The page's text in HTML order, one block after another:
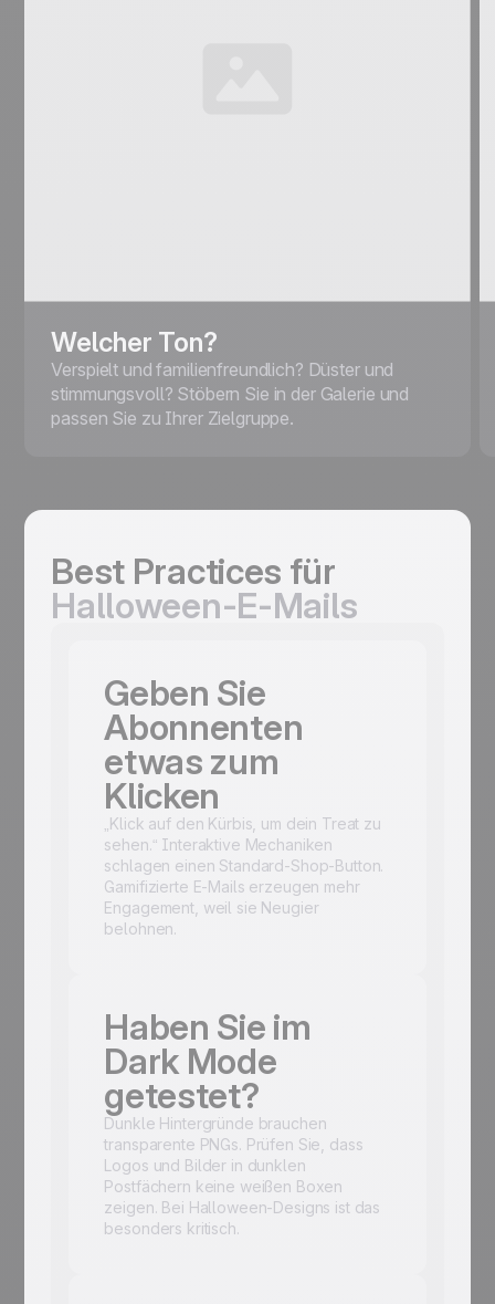
Welcher Ton?
Verspielt und familienfreundlich? Düster und
stimmungsvoll? Stöbern Sie in der Galerie und
passen Sie zu Ihrer Zielgruppe.
Best Practices für
Halloween-E-Mails
Geben Sie
Abonnenten
etwas zum
Klicken
„Klick auf den Kürbis, um dein Treat zu
sehen.“ Interaktive Mechaniken
schlagen einen Standard-Shop-Button.
Gamifizierte E-Mails erzeugen mehr
Engagement, weil sie Neugier
belohnen.
Haben Sie im
Dark Mode
getestet?
Dunkle Hintergründe brauchen
transparente PNGs. Prüfen Sie, dass
Logos und Bilder in dunklen
Postfächern keine weißen Boxen
zeigen. Bei Halloween-Designs ist das
besonders kritisch.